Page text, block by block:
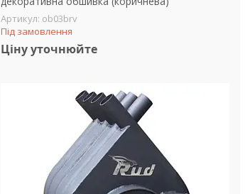
ob03brv
Під замовлення
Ціну уточнюйте